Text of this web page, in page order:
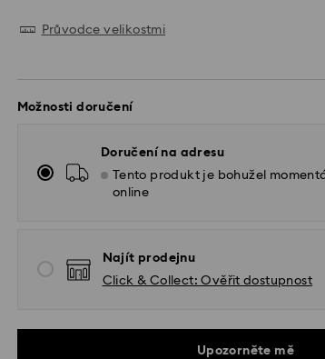
Průvodce velikostmi
Možnosti doručení
Doručení na adresu
Tento produkt je bohužel
online
Najít prodejnu
Click & Collect: Ověřit dostupnost
Upozorněte mě